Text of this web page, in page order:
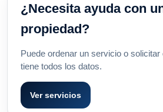
¿Necesita ayuda con
propiedad?
Puede ordenar un servicio o
tiene todos los datos.
Ver servicios